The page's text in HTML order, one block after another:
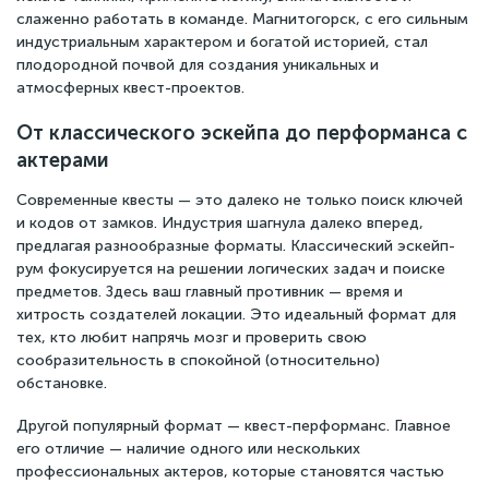
слаженно работать в команде. Магнитогорск, с его сильным
индустриальным характером и богатой историей, стал
плодородной почвой для создания уникальных и
атмосферных квест-проектов.
От классического эскейпа до перформанса с
актерами
Современные квесты — это далеко не только поиск ключей
и кодов от замков. Индустрия шагнула далеко вперед,
предлагая разнообразные форматы. Классический эскейп-
рум фокусируется на решении логических задач и поиске
предметов. Здесь ваш главный противник — время и
хитрость создателей локации. Это идеальный формат для
тех, кто любит напрячь мозг и проверить свою
сообразительность в спокойной (относительно)
обстановке.
Другой популярный формат — квест-перформанс. Главное
его отличие — наличие одного или нескольких
профессиональных актеров, которые становятся частью